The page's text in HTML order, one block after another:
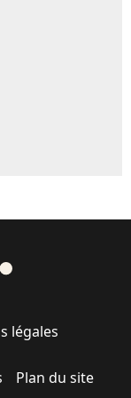
légales
Plan du site